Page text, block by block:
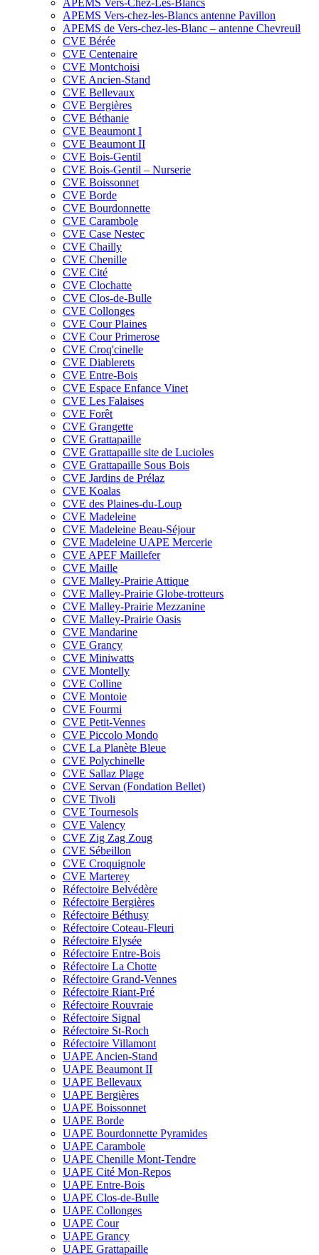
APEMS Vers-chez-les-Blancs antenne Pavillon
APEMS de Vers-chez-les-Blanc – antenne Chevreuil
CVE Bérée
CVE Centenaire
CVE Montchoisi
CVE Ancien-Stand
CVE Bellevaux
CVE Bergières
CVE Béthanie
CVE Beaumont I
CVE Beaumont II
CVE Bois-Gentil
CVE Bois-Gentil – Nurserie
CVE Boissonnet
CVE Borde
CVE Bourdonnette
CVE Carambole
CVE Case Nestec
CVE Chailly
CVE Chenille
CVE Cité
CVE Clochatte
CVE Clos-de-Bulle
CVE Collonges
CVE Cour Plaines
CVE Cour Primerose
CVE Croq'cinelle
CVE Diablerets
CVE Entre-Bois
CVE Espace Enfance Vinet
CVE Les Falaises
CVE Forêt
CVE Grangette
CVE Grattapaille
CVE Grattapaille site de Lucioles
CVE Grattapaille Sous Bois
CVE Jardins de Prélaz
CVE Koalas
CVE des Plaines-du-Loup
CVE Madeleine
CVE Madeleine Beau-Séjour
CVE Madeleine UAPE Mercerie
CVE APEF Maillefer
CVE Maille
CVE Malley-Prairie Attique
CVE Malley-Prairie Globe-trotteurs
CVE Malley-Prairie Mezzanine
CVE Malley-Prairie Oasis
CVE Mandarine
CVE Grancy
CVE Miniwatts
CVE Montelly
CVE Colline
CVE Montoie
CVE Fourmi
CVE Petit-Vennes
CVE Piccolo Mondo
CVE La Planète Bleue
CVE Polychinelle
CVE Sallaz Plage
CVE Servan (Fondation Bellet)
CVE Tivoli
CVE Tournesols
CVE Valency
CVE Zig Zag Zoug
CVE Sébeillon
CVE Croquignole
CVE Marterey
Réfectoire Belvédère
Réfectoire Bergières
Réfectoire Béthusy
Réfectoire Coteau-Fleuri
Réfectoire Elysée
Réfectoire Entre-Bois
Réfectoire La Chotte
Réfectoire Grand-Vennes
Réfectoire Riant-Pré
Réfectoire Rouvraie
Réfectoire Signal
Réfectoire St-Roch
Réfectoire Villamont
UAPE Ancien-Stand
UAPE Beaumont II
UAPE Bellevaux
UAPE Bergières
UAPE Boissonnet
UAPE Borde
UAPE Bourdonnette Pyramides
UAPE Carambole
UAPE Chenille Mont-Tendre
UAPE Cité Mon-Repos
UAPE Entre-Bois
UAPE Clos-de-Bulle
UAPE Collonges
UAPE Cour
UAPE Grancy
UAPE Grattapaille